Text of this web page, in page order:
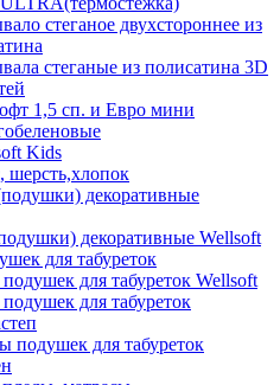
стеганое двухстороннее из
стеганые из полисатина 3D
1,5 сп. и Евро мини
Kids
декоративные
декоративные Wellsoft
для табуреток
для табуреток Wellsoft
для табуреток
подушек для табуреток